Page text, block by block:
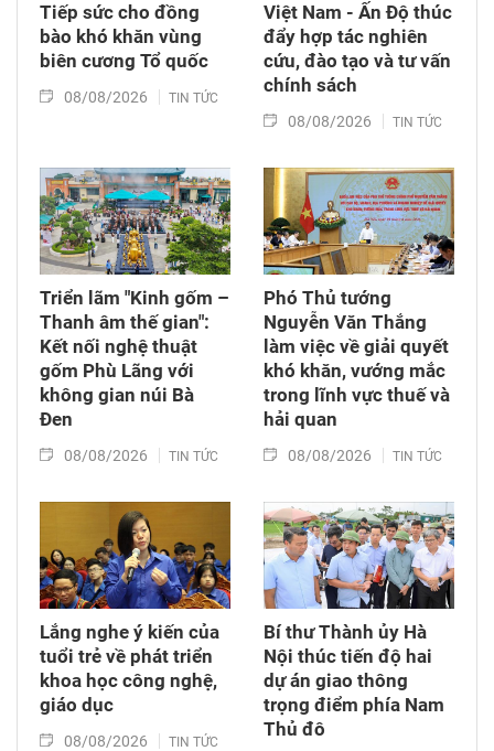
Tiếp sức cho đồng
bào khó khăn vùng
biên cương Tổ quốc
08/08/2026 TIN TỨC
Việt Nam - Ấn Độ thúc
đẩy hợp tác nghiên
cứu, đào tạo và tư vấn
chính sách
08/08/2026 TIN TỨC
Triển lãm "Kinh gốm –
Thanh âm thế gian":
Kết nối nghệ thuật
gốm Phù Lãng với
không gian núi Bà
Đen
08/08/2026 TIN TỨC
Phó Thủ tướng
Nguyễn Văn Thắng
làm việc về giải quyết
khó khăn, vướng mắc
trong lĩnh vực thuế và
hải quan
08/08/2026 TIN TỨC
Lắng nghe ý kiến của
tuổi trẻ về phát triển
khoa học công nghệ,
giáo dục
08/08/2026 TIN TỨC
Bí thư Thành ủy Hà
Nội thúc tiến độ hai
dự án giao thông
trọng điểm phía Nam
Thủ đô